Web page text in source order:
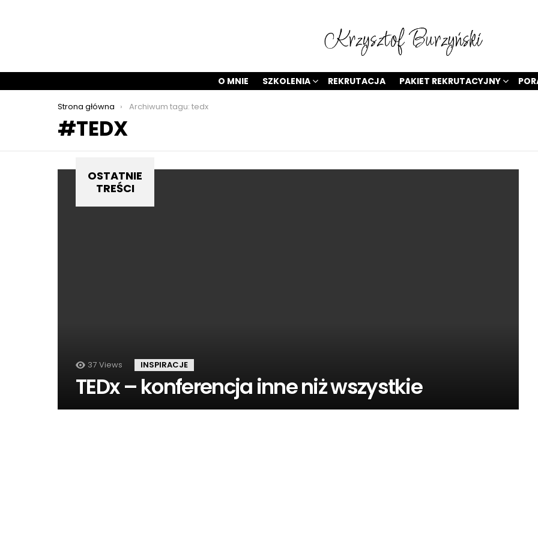
O MNIE SZKOLENIA REKRUTACJA PAKIET REKRUTACYJNY
Jesteś tutaj:
Strona główna Archiwum tagu: tedx
TEDX
OSTATNIE
TREŚCI
37 Views INSPIRACJE
TEDx – konferencja inne niż wszystkie